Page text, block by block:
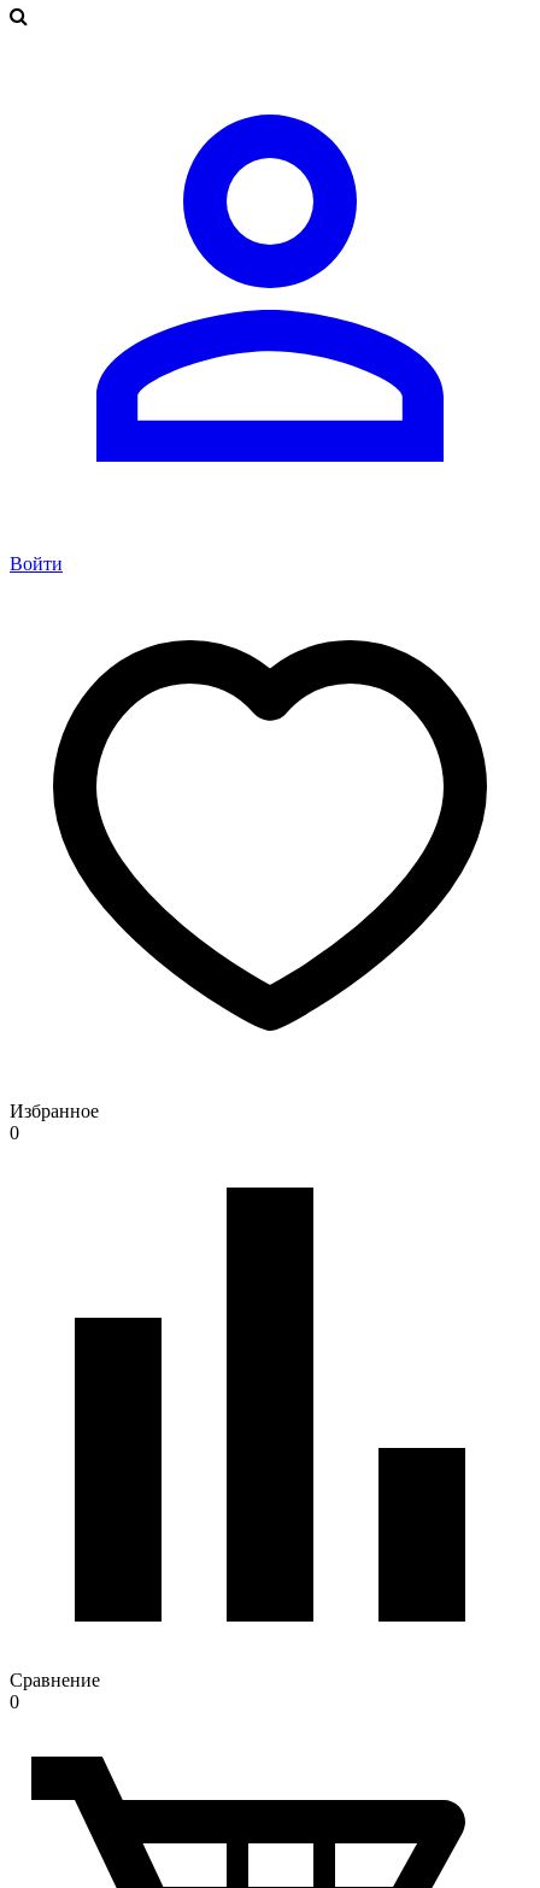
Войти
Избранное
0
Сравнение
0